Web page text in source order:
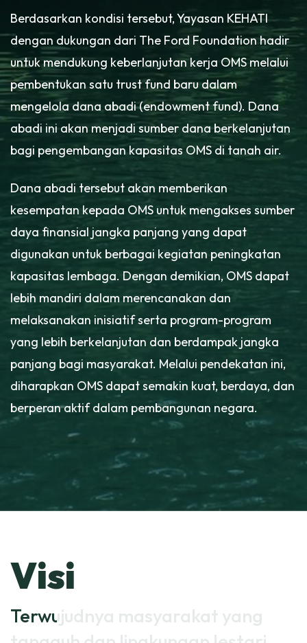
Berdasarkan kondisi tersebut, Yayasan KEHATI
dengan dukungan dari The Ford Foundation hadir
untuk mendukung keberlanjutan kerja OMS melalui
pembentukan satu trust fund baru dalam
mengelola dana abadi (endowment fund). Dana
abadi ini akan menjadi sumber dana berkelanjutan
bagi pengembangan kapasitas OMS di tanah air.
Dana abadi tersebut akan memberikan
kesempatan kepada OMS untuk mengakses sumber
daya finansial jangka panjang yang dapat
digunakan untuk berbagai kegiatan peningkatan
kapasitas lembaga. Dengan demikian, OMS dapat
lebih mandiri dalam merencanakan dan
melaksanakan inisiatif serta program-program
yang lebih berkelanjutan dan berdampak jangka
panjang bagi masyarakat. Melalui pendekatan ini,
diharapkan OMS dapat semakin kuat, berdaya, dan
berperan aktif dalam pembangunan negara.
Visi
Terwujudnya masyarakat yang
Terwujudnya masyarakat yang